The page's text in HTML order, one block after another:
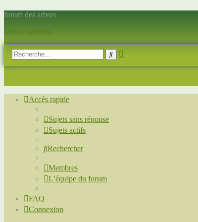
forum des arbres
Vers le contenu
Rechercher
Accès rapide
Sujets sans réponse
Sujets actifs
Rechercher
Membres
L’équipe du forum
FAQ
Connexion